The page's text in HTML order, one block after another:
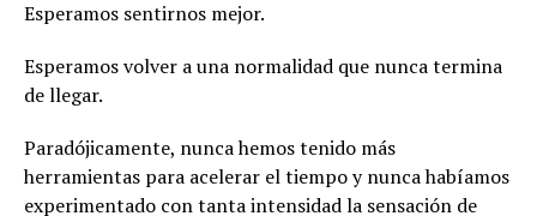
Esperamos sentirnos mejor.
Esperamos volver a una normalidad que nunca termina
de llegar.
Paradójicamente, nunca hemos tenido más
herramientas para acelerar el tiempo y nunca habíamos
experimentado con tanta intensidad la sensación de